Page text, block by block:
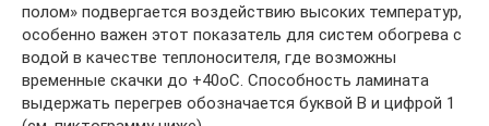
полом» подвергается воздействию высоких температур,
особенно важен этот показатель для систем обогрева с
водой в качестве теплоносителя, где возможны
временные скачки до +40oС. Способность ламината
выдержать перегрев обозначается буквой В и цифрой 1